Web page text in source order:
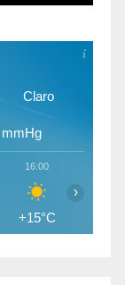
Claro
mmHg
16:00
+15°C
›